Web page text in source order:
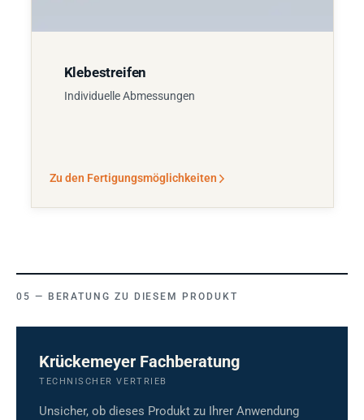
Klebestreifen
Individuelle Abmessungen
Zu den Fertigungsmöglichkeiten
BERATUNG ZU DIESEM PRODUKT
Krückemeyer Fachberatung
TECHNISCHER VERTRIEB
Unsicher, ob dieses Produkt zu Ihrer Anwendung